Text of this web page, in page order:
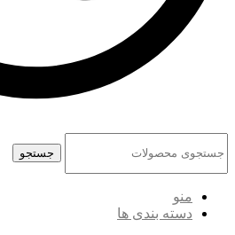
جستجو
منو
دسته بندی ها